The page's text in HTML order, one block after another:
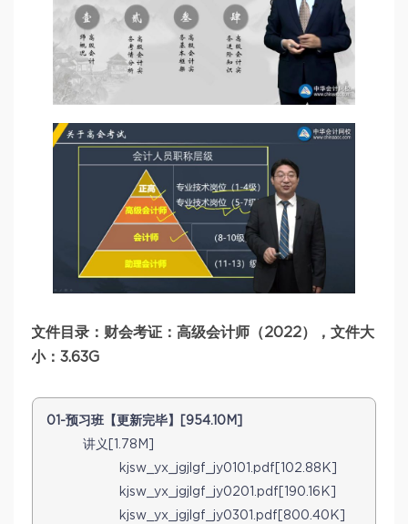
文件目录：财会考证：高级会计师（2022），文件大
小：3.63G
01-预习班【更新完毕】[954.10M]
讲义[1.78M]
kjsw_yx_jgjlgf_jy0101.pdf[102.88K]
kjsw_yx_jgjlgf_jy0201.pdf[190.16K]
kjsw_yx_jgjlgf_jy0301.pdf[800.40K]